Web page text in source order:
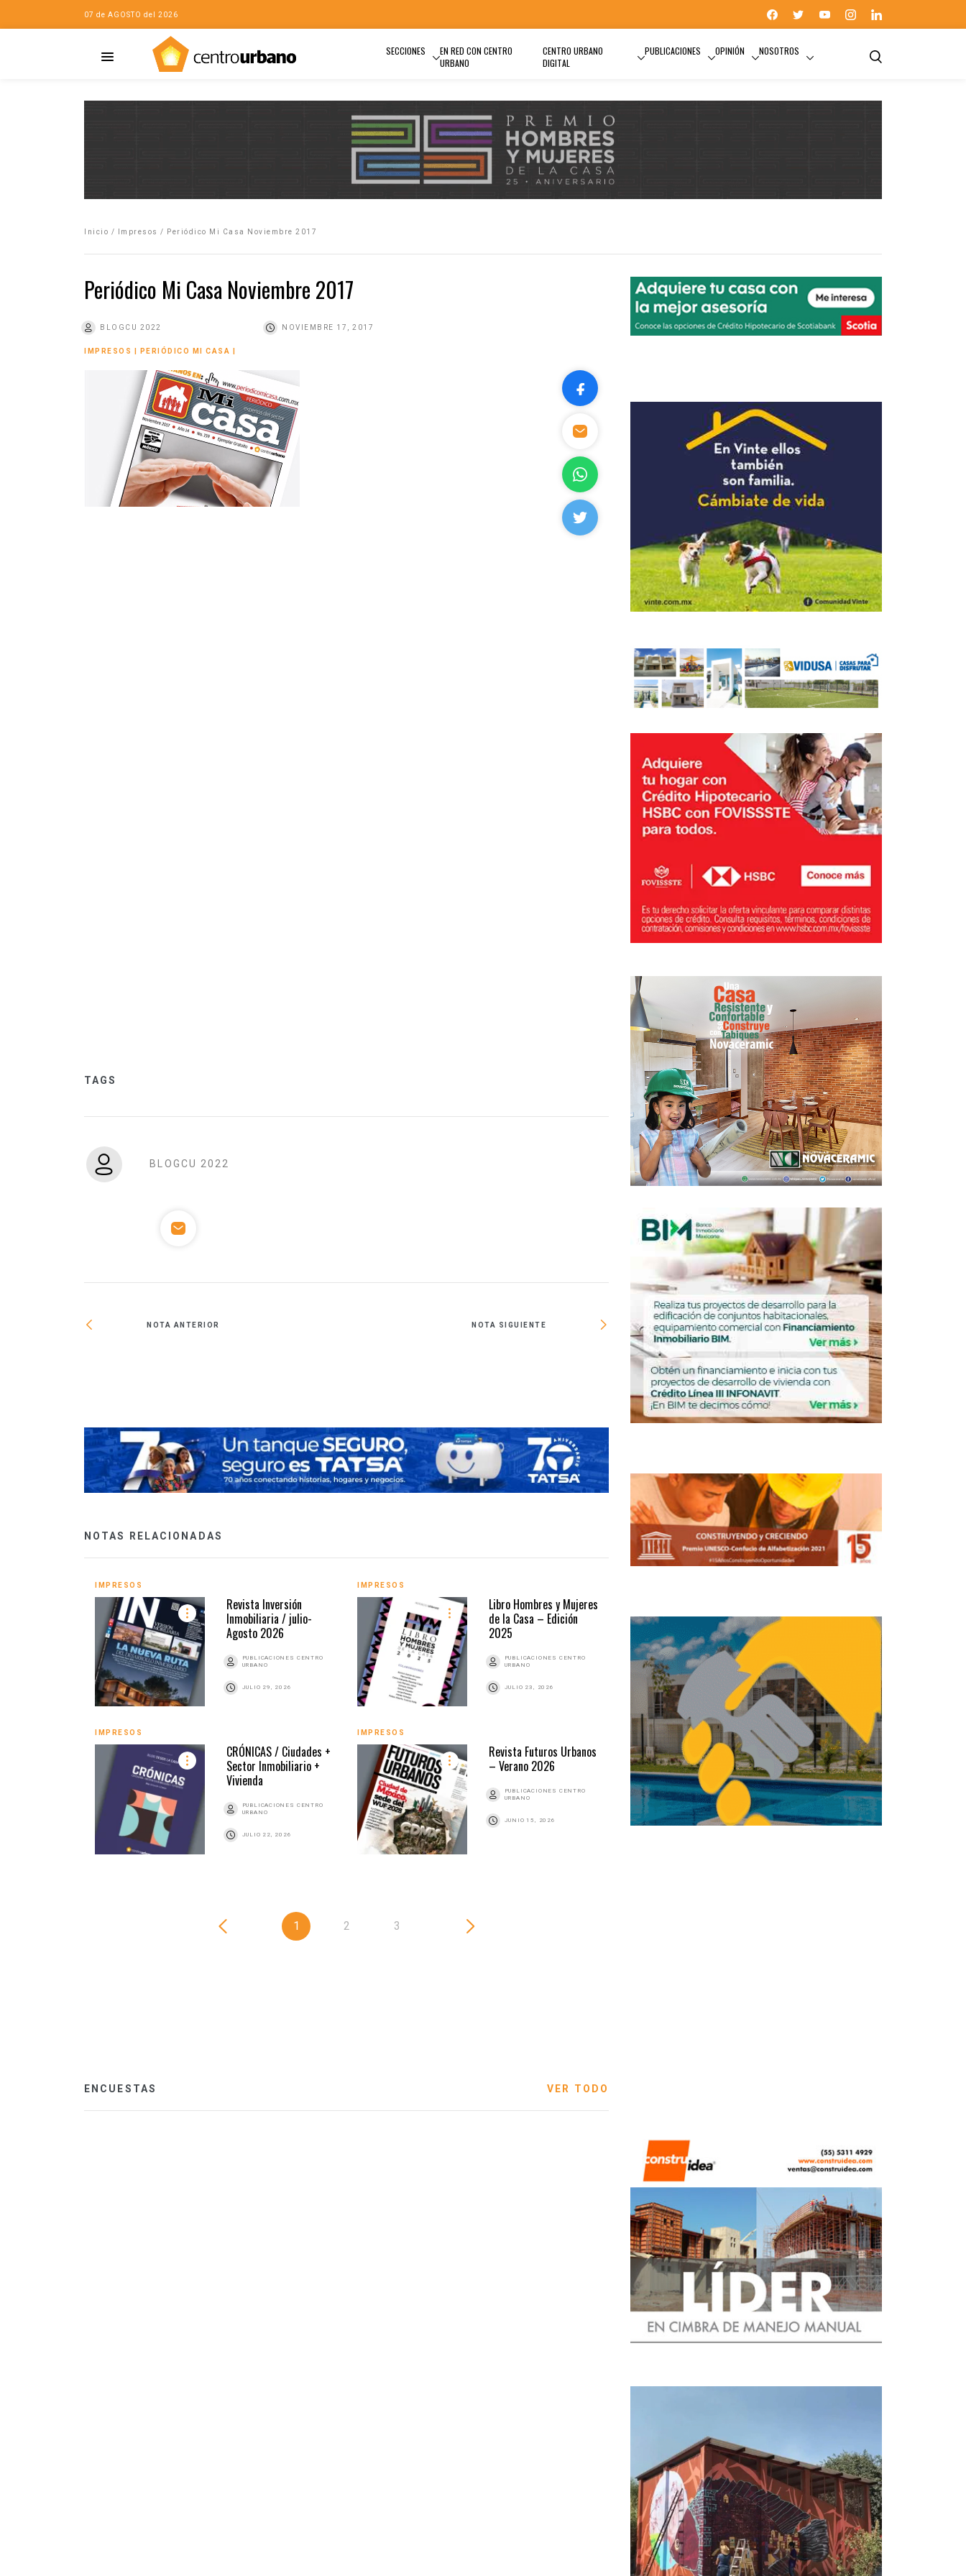
07 de AGOSTO del 2026
SECCIONES
EN RED CON CENTRO
URBANO
CENTRO URBANO
DIGITAL
PUBLICACIONES OPINIÓN NOSOTROS
Inicio / Impresos / Periódico Mi Casa Noviembre 2017
Periódico Mi Casa Noviembre 2017
BLOGCU 2022 NOVIEMBRE 17, 2017
IMPRESOS PERIÓDICO MI CASA
TAGS
BLOGCU 2022
NOTA ANTERIOR NOTA SIGUIENTE
Tabasco ha construido más de 4,000
viviendas
NOTAS RELACIONADAS
IMPRESOS
Revista Inversión
Inmobiliaria / julio-
Agosto 2026
PUBLICACIONES CENTRO
URBANO
JULIO 29, 2026
IMPRESOS
Libro Hombres y Mujeres
de la Casa – Edición
2025
PUBLICACIONES CENTRO
URBANO
JULIO 23, 2026
IMPRESOS
CRÓNICAS / Ciudades +
Sector Inmobiliario +
Vivienda
PUBLICACIONES CENTRO
URBANO
JULIO 22, 2026
IMPRESOS
Revista Futuros Urbanos
– Verano 2026
PUBLICACIONES CENTRO
URBANO
JUNIO 15, 2026
Inmobiliaria 109 May-
Jun2026
URBANO
MAYO 25, 2026
IMPRESOS
Revista Inversión
Inmobiliaria Marzo-Abril
2026
PUBLICACIONES CENTRO
1 2 3
ENCUESTAS VER TODO